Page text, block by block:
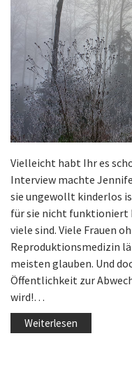
Vielleicht habt Ihr es
Interview machte
sie ungewollt kinderlos
für sie nicht funktioniert
viele sind. Viele Frauen
Reproduktionsmedizin
meisten glauben. Und
Öffentlichkeit zur
wird!…
Weiterlesen